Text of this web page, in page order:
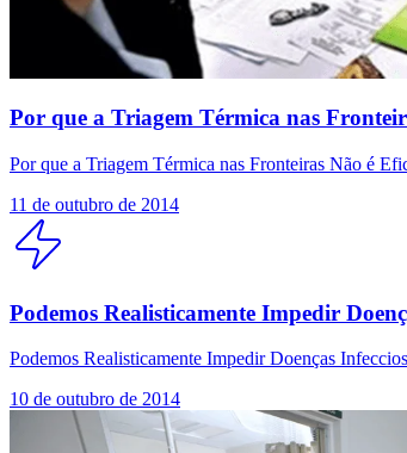
Por que a Triagem Térmica nas
Por que a Triagem Térmica nas Fronteiras Não é
11 de outubro de 2014
Podemos Realisticamente Impedir
Podemos Realisticamente Impedir Doenças
10 de outubro de 2014